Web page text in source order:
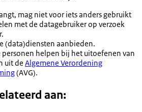
mag niet voor iets anders gebruikt
met de datagebruiker op verzoek
(data)diensten aanbieden.
helpen bij het uitoefenen van
uit de Algemene Verordening
(AVG).
aan: